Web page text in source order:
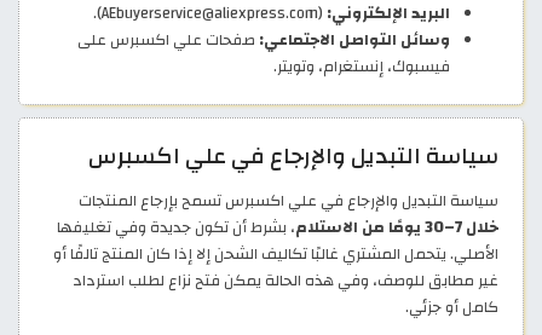
البريد الإلكتروني: (AEbuyerservice@aliexpress.com).
وسائل التواصل الاجتماعي: صفحات علي اكسبرس على
فيسبوك، إنستغرام، وتويتر.
سياسة التبديل والإرجاع في علي اكسبرس
سياسة التبديل والإرجاع في علي اكسبرس تسمح بإرجاع المنتجات
خلال 7–30 يومًا من الاستلام
، بشرط أن تكون جديدة وفي تغليفها
الأصلي. يتحمل المشتري غالبًا تكاليف الشحن إلا إذا كان المنتج تالفًا أو
غير مطابق للوصف، وفي هذه الحالة يمكن فتح نزاع لطلب استرداد
كامل أو جزئي.